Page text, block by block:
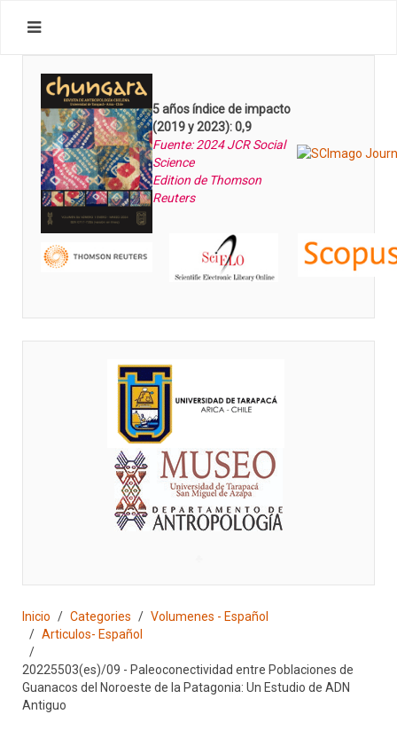
5 años índice de impacto
(2019 y 2023): 0,9
Fuente: 2024 JCR Social
Science
Edition de Thomson
Reuters
Inicio Categories
Volumenes - Español
Articulos- Español
20225503(es)/09 - Paleoconectividad entre Poblaciones de
Guanacos del Noroeste de la Patagonia: Un Estudio de ADN
Antiguo